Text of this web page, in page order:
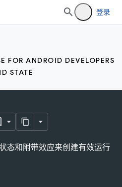
登录
FOR ANDROID DEVELOPERS
STATE
态和附带效应来创建有效运行